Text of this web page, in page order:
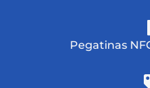
Pegatinas